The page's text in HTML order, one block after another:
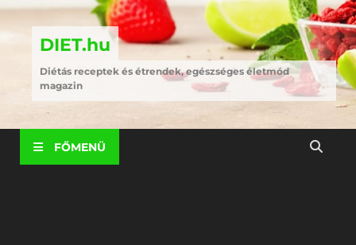
DIET.hu
Diétás receptek és étrendek, egészséges életmód
magazin
FŐMENÜ